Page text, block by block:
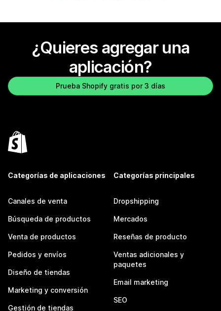
¿Quieres agregar una
aplicación?
Prueba Shopify gratis por 3 días
Categorías de aplicaciones
Canales de venta
Búsqueda de productos
Venta de productos
Pedidos y envíos
Diseño de tiendas
Marketing y conversión
Gestión de tiendas
Categorías principales
Dropshipping
Mercados
Reseñas de producto
Ventas adicionales y
paquetes
Email marketing
SEO